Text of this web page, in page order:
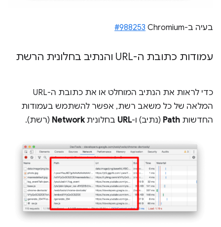
בעיה ב-Chromium‏ #988253
עמודות כתובת ה-URL והנתיב בחלונית הרשת
כדי לראות את הנתיב המוחלט או את כתובת ה-URL
המלאה של כל משאב רשת, אפשר להשתמש בעמודות
החדשות Path (נתיב) ו-URL בחלוניתNetwork (רשת).